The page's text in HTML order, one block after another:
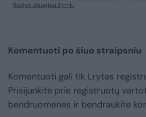
Rodyti daugiau žymių
Komentuoti po šiuo straipsniu
Komentuoti gali tik Lrytas
Prisijunkite prie registruotų
bendruomenės ir bendraukite